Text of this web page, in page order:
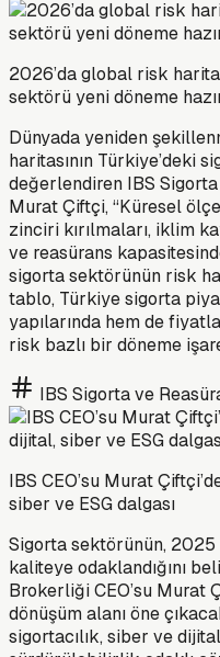
2026’da global risk
sektörü yeni döneme
Dünyada yeniden
haritasının Türkiye’deki
değerlendiren IBS
Murat Çiftçi, “Küresel
zinciri kırılmaları, iklim
ve reasürans
sigorta sektörünün risk
tablo, Türkiye sigorta
yapılarında hem de
risk bazlı bir döneme
IBS Sigorta ve
IBS CEO’su Murat
siber ve ESG dalgası
Sigorta sektörünün, 2025
kaliteye odaklandığını
Brokerliği CEO’su Murat
dönüşüm alanı öne
sigortacılık, siber ve